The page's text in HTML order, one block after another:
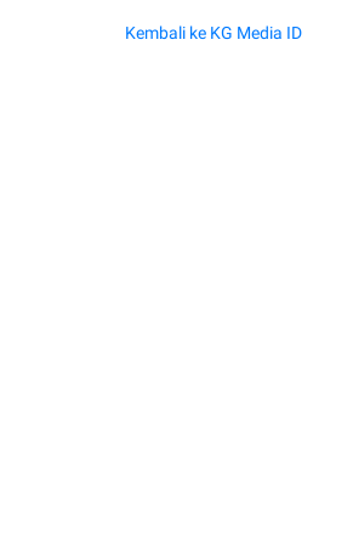
Kembali ke KG Media ID